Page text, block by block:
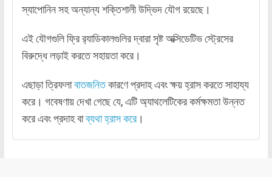
স্যাপোনিন সহ অন্যান্য শক্তিশালী উদ্ভিদ যৌগ রয়েছে।
এই যৌগগুলি ফ্রি র‌্যাডিকালগুলির দ্বারা সৃষ্ট অক্সিডেটিভ স্ট্রেসের
বিরুদ্ধে লড়াই করতে সহায়তা করে।
এছাড়া ত্রিফলাবাতজনিতকারণে প্রদাহ এবং ক্ষয় হ্রাস করতে সাহায্য
করে। গবেষণায় দেখা গেছে যে, এটি অ্যাথলেটিকের কর্মক্ষমতা উন্নত
করে এবং প্রদাহ বাব্যথা হ্রাস করে।